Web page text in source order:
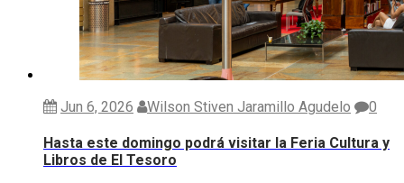
Jun 6, 2026 Wilson Stiven Jaramillo Agudelo 0
Hasta este domingo podrá visitar la Feria Cultura y
Libros de El Tesoro